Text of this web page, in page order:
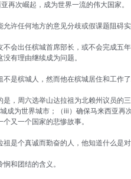
再次崛起，成为世界一流的伟大国家。
允许任何地方的意见分歧或假课题阻碍实
不会出任槟城首席部长，或不会完成五
有理由继续成为问题。
不是槟城人，然而他在槟城居住和工作
是，周六选举山达拉祖为北赖州议员的
成为世界城市；（iii）确保马来西亚再
又一个国家的悲惨故事。
祖是个真诚而勤奋的人，他知道什么是对
和团结的含义。